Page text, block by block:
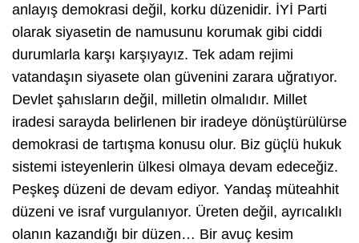
anlayış demokrasi değil, korku düzenidir. İYİ Parti
olarak siyasetin de namusunu korumak gibi ciddi
durumlarla karşı karşıyayız. Tek adam rejimi
vatandaşın siyasete olan güvenini zarara uğratıyor.
Devlet şahısların değil, milletin olmalıdır. Millet
iradesi sarayda belirlenen bir iradeye dönüştürülürse
demokrasi de tartışma konusu olur. Biz güçlü hukuk
sistemi isteyenlerin ülkesi olmaya devam edeceğiz.
Peşkeş düzeni de devam ediyor. Yandaş müteahhit
düzeni ve israf vurgulanıyor. Üreten değil, ayrıcalıklı
olanın kazandığı bir düzen… Bir avuç kesim